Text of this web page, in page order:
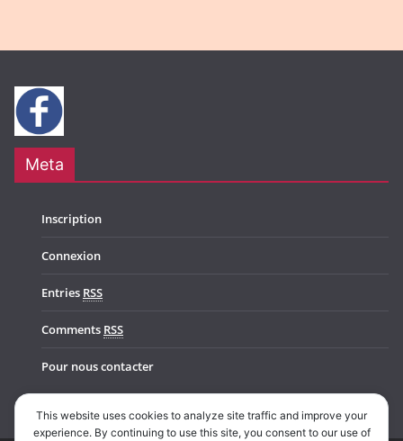
Meta
Inscription
Connexion
Entries RSS
Comments RSS
Pour nous contacter
This website uses cookies to analyze site traffic and improve your
experience. By continuing to use this site, you consent to our use of